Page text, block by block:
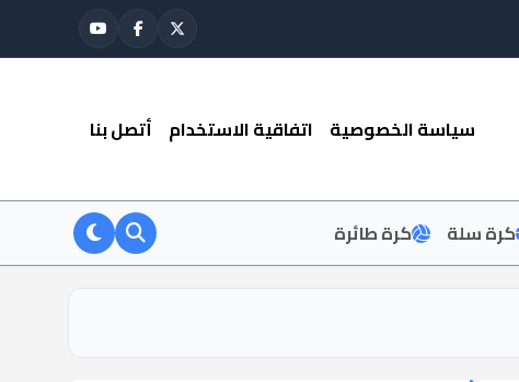
سياسة الخصوصية اتفاقية الاستخدام أتصل بنا
كرة سلة كرة طائرة